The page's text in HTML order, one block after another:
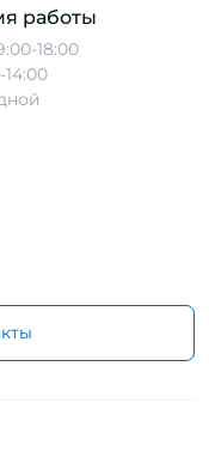
работы
18:00